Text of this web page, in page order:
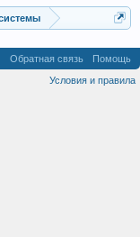
Обратная связь
Помощь
Условия и правила